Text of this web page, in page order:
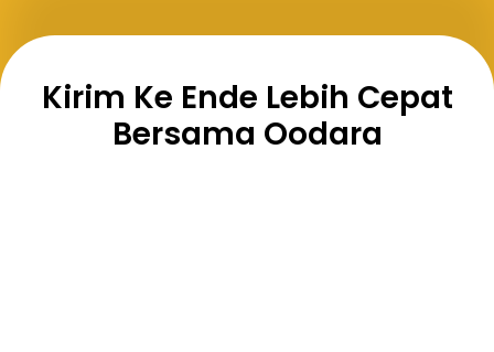
Kirim Ke Ende Lebih Cepat
Bersama Oodara